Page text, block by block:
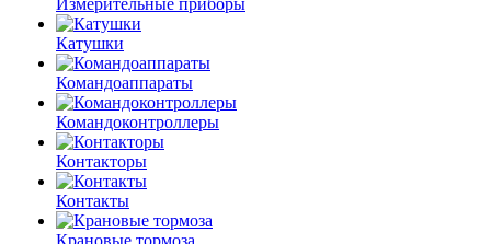
Измерительные приборы
Катушки
Командоаппараты
Командоконтроллеры
Контакторы
Контакты